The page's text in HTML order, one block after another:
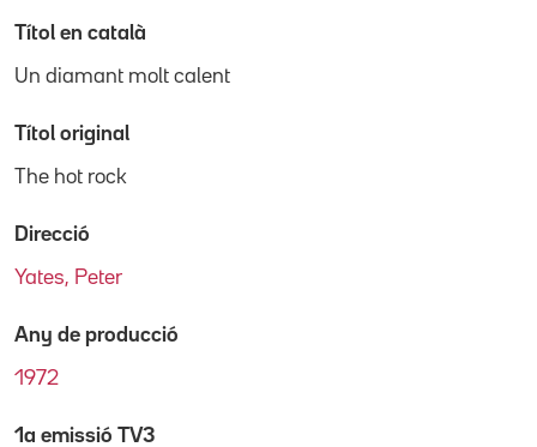
Títol en català
Un diamant molt calent
Títol original
The hot rock
Direcció
Yates, Peter
Any de producció
1972
1a emissió TV3